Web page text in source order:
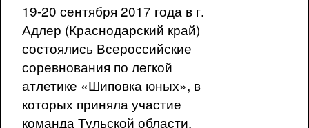
19-20 сентября 2017 года в г.
Адлер (Краснодарский край)
состоялись Всероссийские
соревнования по легкой
атлетике «Шиповка юных», в
которых приняла участие
команда Тульской области.